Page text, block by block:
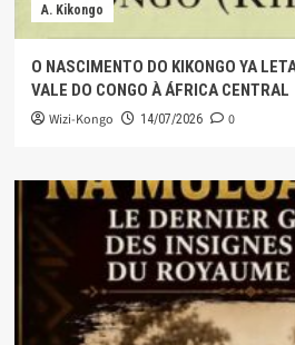
A. Kikongo
O NASCIMENTO DO KIKONGO YA
VALE DO CONGO À ÁFRICA CENTRAL
Wizi-Kongo 14/07/2026 0